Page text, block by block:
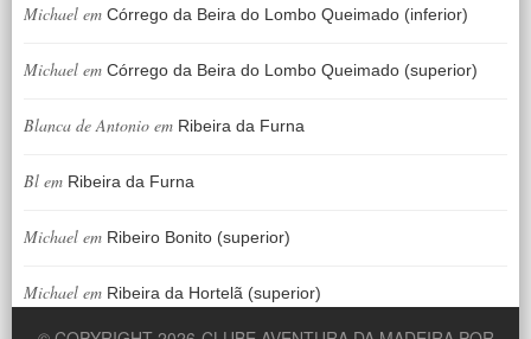
Michael em Córrego da Beira do Lombo Queimado (inferior)
Michael em Córrego da Beira do Lombo Queimado (superior)
Blanca de Antonio em Ribeira da Furna
Bl em Ribeira da Furna
Michael em Ribeiro Bonito (superior)
Michael em Ribeira da Hortelã (superior)